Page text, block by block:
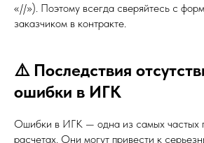
«//»). Поэтому всегда сверяйтесь с
заказчиком в контракте.
⚠️ Последствия
ошибки в ИГК
Ошибки в ИГК — одна из самых частых
расчетах. Они могут привести к